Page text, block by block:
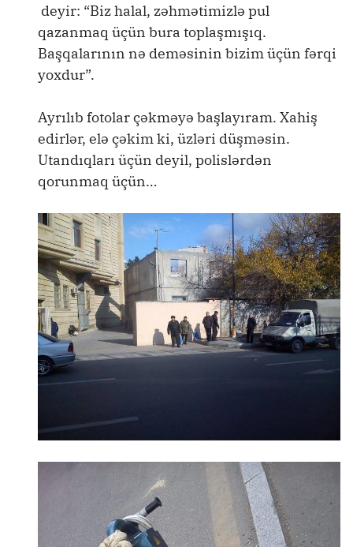
deyir: “Biz halal, zəhmətimizlə pul
qazanmaq üçün bura toplaşmışıq.
Başqalarının nə deməsinin bizim üçün fərqi
yoxdur”.
Ayrılıb fotolar çəkməyə başlayıram. Xahiş
edirlər, elə çəkim ki, üzləri düşməsin.
Utandıqları üçün deyil, polislərdən
qorunmaq üçün…